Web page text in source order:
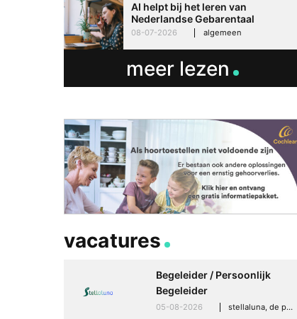
AI helpt bij het leren van
Nederlandse Gebarentaal
08-07-2026 algemeen
meer lezen
vacatures
Begeleider / Persoonlijk
Begeleider
05-08-2026 stellaluna, de punt (drenthe)